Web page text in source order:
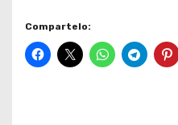
Compartelo: